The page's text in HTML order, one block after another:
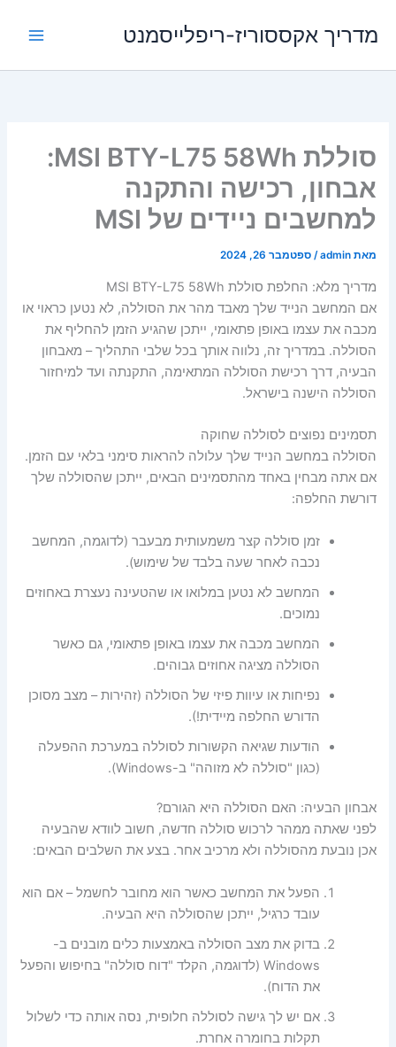
לתוכןמדריך אקססוריז-ריפלייסמנט
סוללת MSI BTY-L75 58Wh:
אבחון, רכישה והתקנה
למחשבים ניידים של MSI
מאתadmin
/ספטמבר 26, 2024
מדריך מלא: החלפת סוללת MSI BTY-L75 58Wh
אם המחשב הנייד שלך מאבד מהר את הסוללה, לא נטען כראוי או
מכבה את עצמו באופן פתאומי, ייתכן שהגיע הזמן להחליף את
הסוללה. במדריך זה, נלווה אותך בכל שלבי התהליך – מאבחון
הבעיה, דרך רכישת הסוללה המתאימה, התקנתה ועד למיחזור
הסוללה הישנה בישראל.
תסמינים נפוצים לסוללה שחוקה
הסוללה במחשב הנייד שלך עלולה להראות סימני בלאי עם הזמן.
אם אתה מבחין באחד מהתסמינים הבאים, ייתכן שהסוללה שלך
דורשת החלפה:
זמן סוללה קצר משמעותית מבעבר (לדוגמה, המחשב
נכבה לאחר שעה בלבד של שימוש).
המחשב לא נטען במלואו או שהטעינה נעצרת באחוזים
נמוכים.
המחשב מכבה את עצמו באופן פתאומי, גם כאשר
הסוללה מציגה אחוזים גבוהים.
נפיחות או עיוות פיזי של הסוללה (זהירות – מצב מסוכן
הדורש החלפה מיידית!).
הודעות שגיאה הקשורות לסוללה במערכת ההפעלה
(כגון "סוללה לא מזוהה" ב-Windows).
אבחון הבעיה: האם הסוללה היא הגורם?
לפני שאתה ממהר לרכוש סוללה חדשה, חשוב לוודא שהבעיה
אכן נובעת מהסוללה ולא מרכיב אחר. בצע את השלבים הבאים:
הפעל את המחשב כאשר הוא מחובר לחשמל – אם הוא
עובד כרגיל, ייתכן שהסוללה היא הבעיה.
בדוק את מצב הסוללה באמצעות כלים מובנים ב-
Windows (לדוגמה, הקלד "דוח סוללה" בחיפוש והפעל
את הדוח).
אם יש לך גישה לסוללה חלופית, נסה אותה כדי לשלול
תקלות בחומרה אחרת.